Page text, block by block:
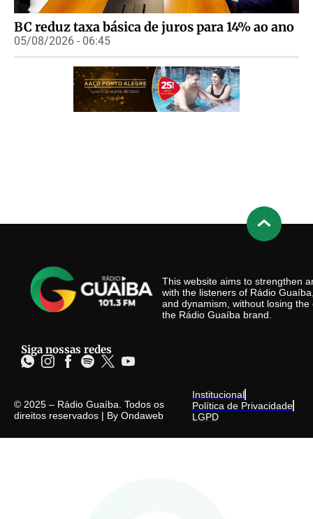
BC reduz taxa básica de juros para 14% ao ano
05/08/2026 - 06:45
This website aims to strengthen
with the listeners of Rádio
and dynamism, without losing
the Rádio Guaíba brand.
Siga nossas redes
© 2025 – Rádio Guaíba. Todos os
direitos reservados | By Ondaweb
Institucional
Política de Privacidade
LGPD